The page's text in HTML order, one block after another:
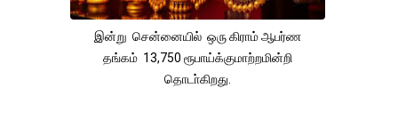
இன்று சென்னையில் ஒரு கிராம் ஆபர்ண
தங்கம் 13,750 ரூபாய்க்குமாற்றமின்றி
தொடா்கிறது.